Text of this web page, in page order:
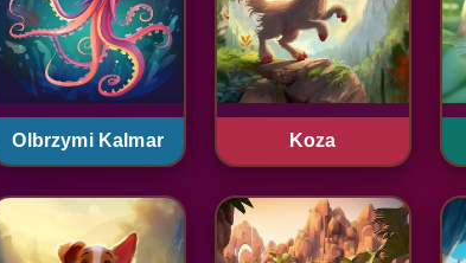
Olbrzymi Kalmar Koza